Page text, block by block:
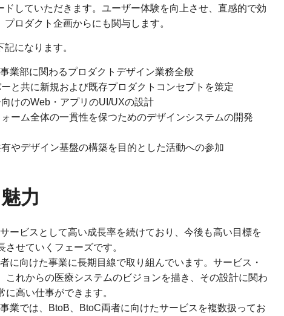
ドしていただきます。ユーザー体験を向上させ、直感的で効
ロダクト企画からにも関与します。
になります。
業部に関わるプロダクトデザイン業務全般
と共に新規および既存プロダクトコンセプトを策定
けのWeb・アプリのUI/UXの設計
ーム全体の一貫性を保つためのデザインシステムの開発
やデザイン基盤の構築を目的とした活動への参加
力
ービスとして高い成長率を続けており、今後も高い目標を
せていくフェーズです。
に向けた事業に長期目線で取り組んでいます。サービス・
これからの医療システムのビジョンを描き、その設計に関わ
高い仕事ができます。
業では、BtoB、BtoC両者に向けたサービスを複数扱ってお